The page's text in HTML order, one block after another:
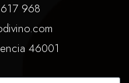
968
46001